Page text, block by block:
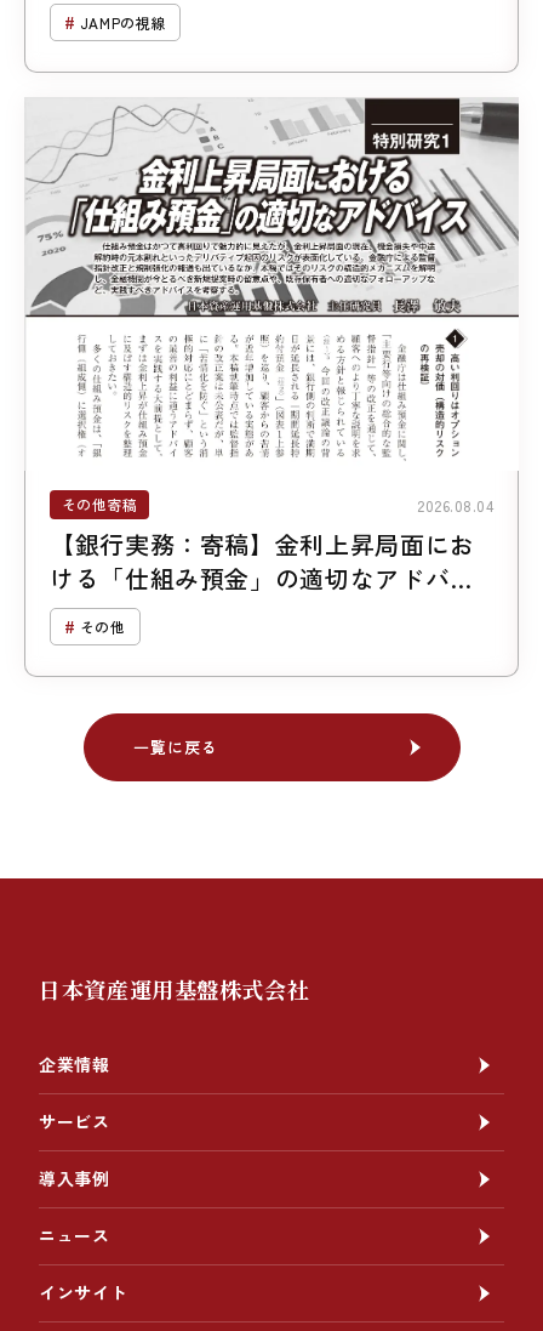
JAMPの視線
その他寄稿 2026.08.04
【銀行実務：寄稿】金利上昇局面にお
ける「仕組み預金」の適切なアドバイ
ス その他
一覧に戻る
一覧に戻る
日本資産運用基盤株式会社
企業情報
サービス
導入事例
ニュース
インサイト